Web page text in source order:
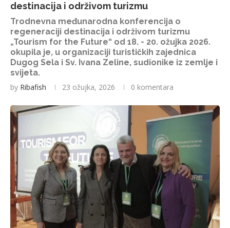
destinacija i održivom turizmu
Trodnevna međunarodna konferencija o
regeneraciji destinacija i održivom turizmu
„Tourism for the Future“ od 18. - 20. ožujka 2026.
okupila je, u organizaciji turističkih zajednica
Dugog Sela i Sv. Ivana Zeline, sudionike iz zemlje i
svijeta.
by Ribafish 23 ožujka, 2026 0 komentara